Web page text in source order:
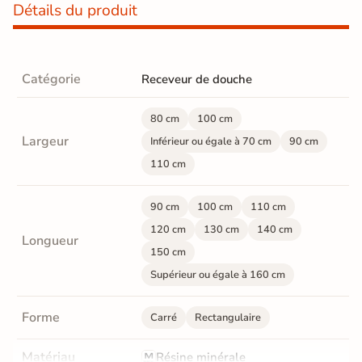
Détails du produit
Catégorie Receveur de douche
Largeur
80 cm
100 cm
Inférieur ou égale à 70 cm
90 cm
110 cm
Longueur
90 cm 100 cm
110 cm
120 cm
130 cm
140 cm
150 cm
Supérieur ou égale à 160 cm
Forme Carré Rectangulaire
Matériau Résine minérale